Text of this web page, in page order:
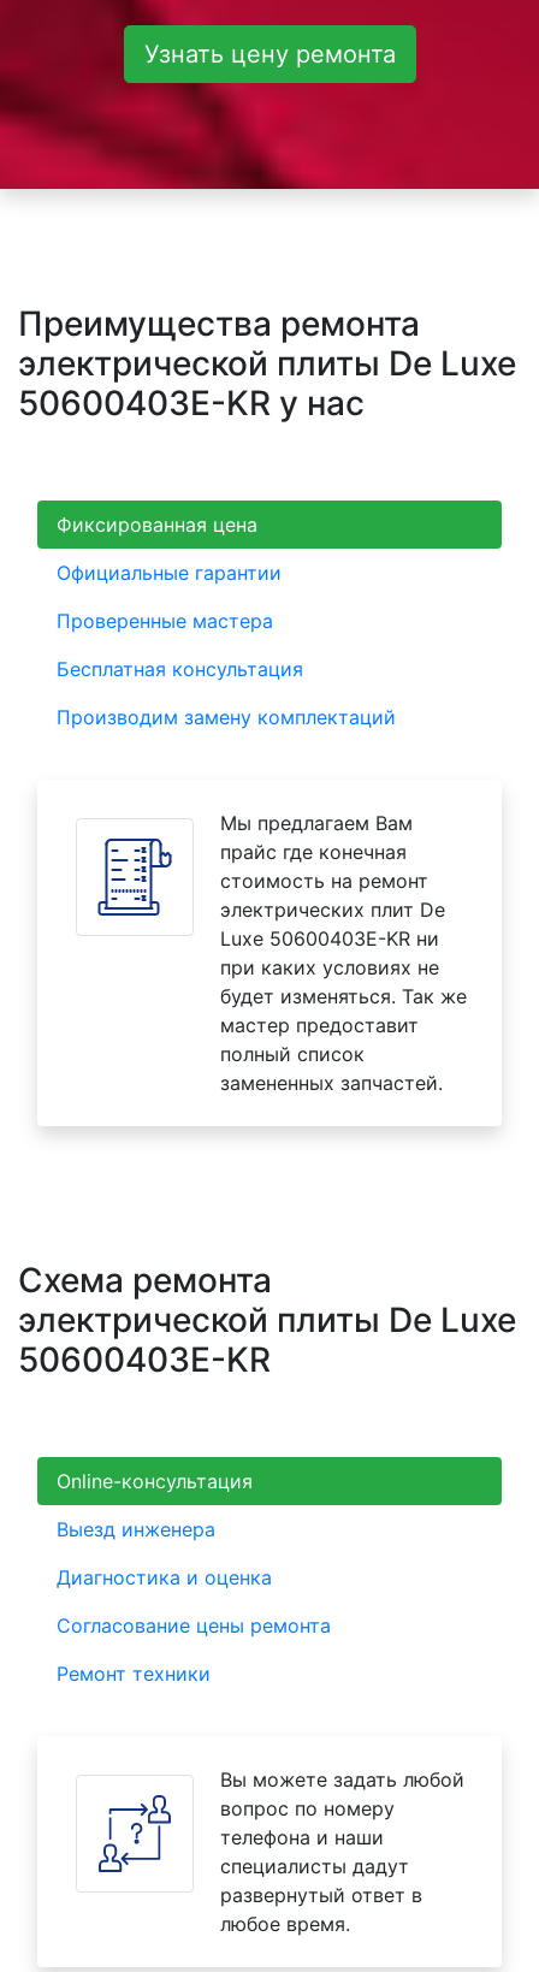
Узнать цену ремонта
Преимущества ремонта
электрической плиты De Luxe
50600403E-KR у нас
Фиксированная цена
Официальные гарантии
Проверенные мастера
Бесплатная консультация
Производим замену комплектаций
Мы предлагаем Вам
прайс где конечная
стоимость на ремонт
электрических плит De
Luxe 50600403E-KR ни
при каких условиях не
будет изменяться. Так же
мастер предоставит
полный список
замененных запчастей.
Схема ремонта
электрической плиты De Luxe
50600403E-KR
Online-консультация
Выезд инженера
Диагностика и оценка
Согласование цены ремонта
Ремонт техники
Вы можете задать любой
вопрос по номеру
телефона и наши
специалисты дадут
развернутый ответ в
любое время.